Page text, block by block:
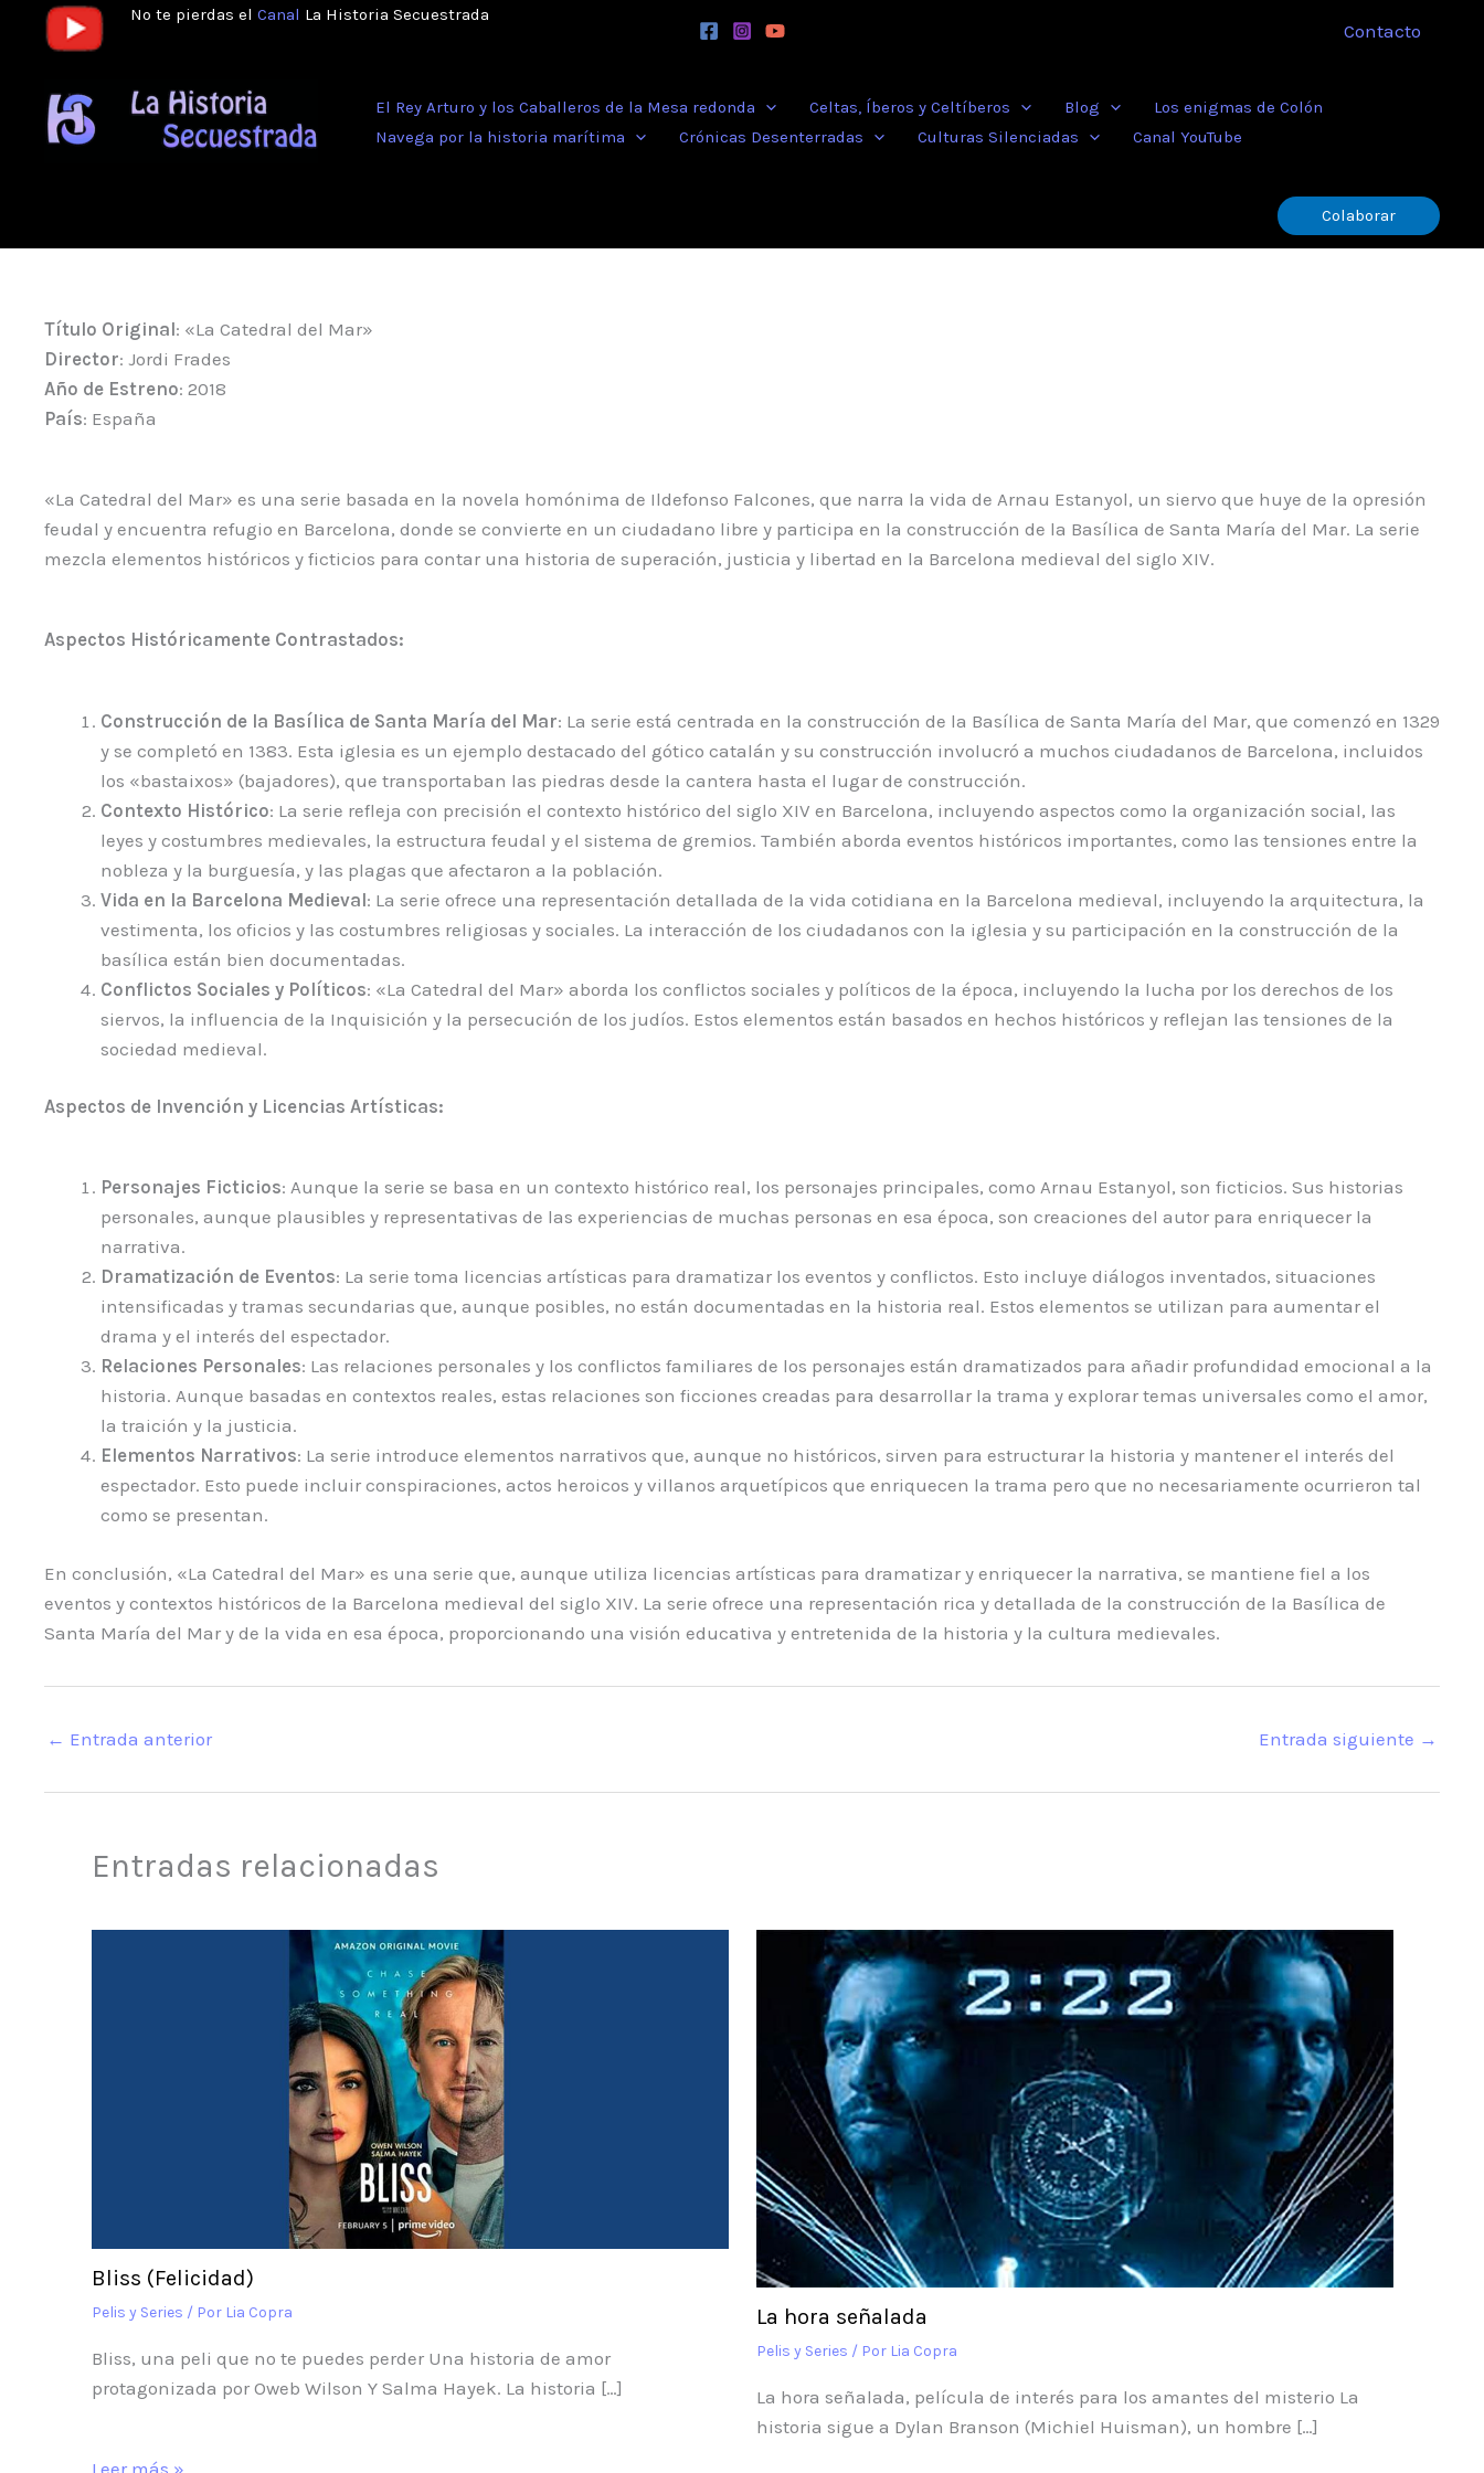
No te pierdas el Canal La Historia Secuestrada
Contacto
El Rey Arturo y los Caballeros de la Mesa redonda Celtas, Íberos y Celtíberos Blog
Los enigmas de Colón
Navega por la historia marítima
Crónicas Desenterradas Culturas Silenciadas Canal YouTube
Colaborar
Título Original: «La Catedral del Mar»
Director: Jordi Frades
Año de Estreno: 2018
País: España
«La Catedral del Mar» es una serie basada en la novela homónima de Ildefonso Falcones, que narra la vida de Arnau Estanyol, un siervo que huye de la opresión
feudal y encuentra refugio en Barcelona, donde se convierte en un ciudadano libre y participa en la construcción de la Basílica de Santa María del Mar. La serie
mezcla elementos históricos y ficticios para contar una historia de superación, justicia y libertad en la Barcelona medieval del siglo XIV.
Aspectos Históricamente Contrastados:
Construcción de la Basílica de Santa María del Mar: La serie está centrada en la construcción de la Basílica de Santa María del Mar, que comenzó en 1329
y se completó en 1383. Esta iglesia es un ejemplo destacado del gótico catalán y su construcción involucró a muchos ciudadanos de Barcelona, incluidos
los «bastaixos» (bajadores), que transportaban las piedras desde la cantera hasta el lugar de construcción.
Contexto Histórico: La serie refleja con precisión el contexto histórico del siglo XIV en Barcelona, incluyendo aspectos como la organización social, las
leyes y costumbres medievales, la estructura feudal y el sistema de gremios. También aborda eventos históricos importantes, como las tensiones entre la
nobleza y la burguesía, y las plagas que afectaron a la población.
Vida en la Barcelona Medieval: La serie ofrece una representación detallada de la vida cotidiana en la Barcelona medieval, incluyendo la arquitectura, la
vestimenta, los oficios y las costumbres religiosas y sociales. La interacción de los ciudadanos con la iglesia y su participación en la construcción de la
basílica están bien documentadas.
Conflictos Sociales y Políticos: «La Catedral del Mar» aborda los conflictos sociales y políticos de la época, incluyendo la lucha por los derechos de los
siervos, la influencia de la Inquisición y la persecución de los judíos. Estos elementos están basados en hechos históricos y reflejan las tensiones de la
sociedad medieval.
Aspectos de Invención y Licencias Artísticas:
Personajes Ficticios: Aunque la serie se basa en un contexto histórico real, los personajes principales, como Arnau Estanyol, son ficticios. Sus historias
personales, aunque plausibles y representativas de las experiencias de muchas personas en esa época, son creaciones del autor para enriquecer la
narrativa.
Dramatización de Eventos: La serie toma licencias artísticas para dramatizar los eventos y conflictos. Esto incluye diálogos inventados, situaciones
intensificadas y tramas secundarias que, aunque posibles, no están documentadas en la historia real. Estos elementos se utilizan para aumentar el
drama y el interés del espectador.
Relaciones Personales: Las relaciones personales y los conflictos familiares de los personajes están dramatizados para añadir profundidad emocional a la
historia. Aunque basadas en contextos reales, estas relaciones son ficciones creadas para desarrollar la trama y explorar temas universales como el amor,
la traición y la justicia.
Elementos Narrativos: La serie introduce elementos narrativos que, aunque no históricos, sirven para estructurar la historia y mantener el interés del
espectador. Esto puede incluir conspiraciones, actos heroicos y villanos arquetípicos que enriquecen la trama pero que no necesariamente ocurrieron tal
como se presentan.
En conclusión, «La Catedral del Mar» es una serie que, aunque utiliza licencias artísticas para dramatizar y enriquecer la narrativa, se mantiene fiel a los
eventos y contextos históricos de la Barcelona medieval del siglo XIV. La serie ofrece una representación rica y detallada de la construcción de la Basílica de
Santa María del Mar y de la vida en esa época, proporcionando una visión educativa y entretenida de la historia y la cultura medievales.
← Entrada anterior Entrada siguiente →
Entradas relacionadas
Bliss (Felicidad)
Pelis y Series / Por Lia Copra
Bliss, una peli que no te puedes perder Una historia de amor
protagonizada por Oweb Wilson Y Salma Hayek. La historia […]
La hora señalada
Pelis y Series / Por Lia Copra
La hora señalada, película de interés para los amantes del misterio La
historia sigue a Dylan Branson (Michiel Huisman), un hombre […]